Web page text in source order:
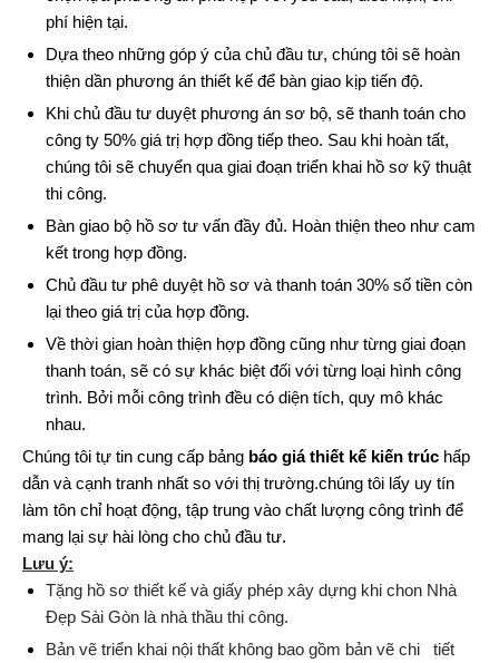
phí hiện tại.
Dựa theo những góp ý của chủ đầu tư, chúng tôi sẽ hoàn
thiện dần phương án thiết kế để bàn giao kịp tiến độ.
Khi chủ đầu tư duyệt phương án sơ bộ, sẽ thanh toán cho
công ty 50% giá trị hợp đồng tiếp theo. Sau khi hoàn tất,
chúng tôi sẽ chuyển qua giai đoạn triển khai hồ sơ kỹ thuật
thi công.
Bàn giao bộ hồ sơ tư vấn đầy đủ. Hoàn thiện theo như cam
kết trong hợp đồng.
Chủ đầu tư phê duyệt hồ sơ và thanh toán 30% số tiền còn
lại theo giá trị của hợp đồng.
Về thời gian hoàn thiện hợp đồng cũng như từng giai đoạn
thanh toán, sẽ có sự khác biệt đối với từng loại hình công
trình. Bởi mỗi công trình đều có diện tích, quy mô khác
nhau.
Chúng tôi tự tin cung cấp bảng báo giá thiết kế kiến trúc hấp
dẫn và cạnh tranh nhất so với thị trường.chúng tôi lấy uy tín
làm tôn chỉ hoạt động, tập trung vào chất lượng công trình để
mang lại sự hài lòng cho chủ đầu tư.
Lưu ý:
Tặng hồ sơ thiết kế và giấy phép xây dựng khi chon Nhà
Đẹp Sài Gòn là nhà thầu thi công.
Bản vẽ triển khai nội thất không bao gồm bản vẽ chi tiết